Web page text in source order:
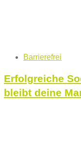
Tags Barrierefrei
Erfolgreiche
bleibt deine